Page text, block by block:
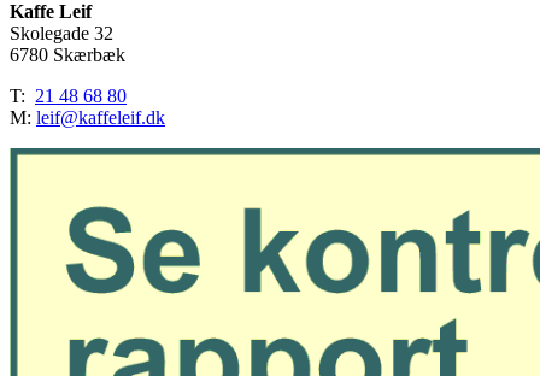
Kaffe Leif
Skolegade 32
6780 Skærbæk
T: 21 48 68 80
M: leif@kaffeleif.dk